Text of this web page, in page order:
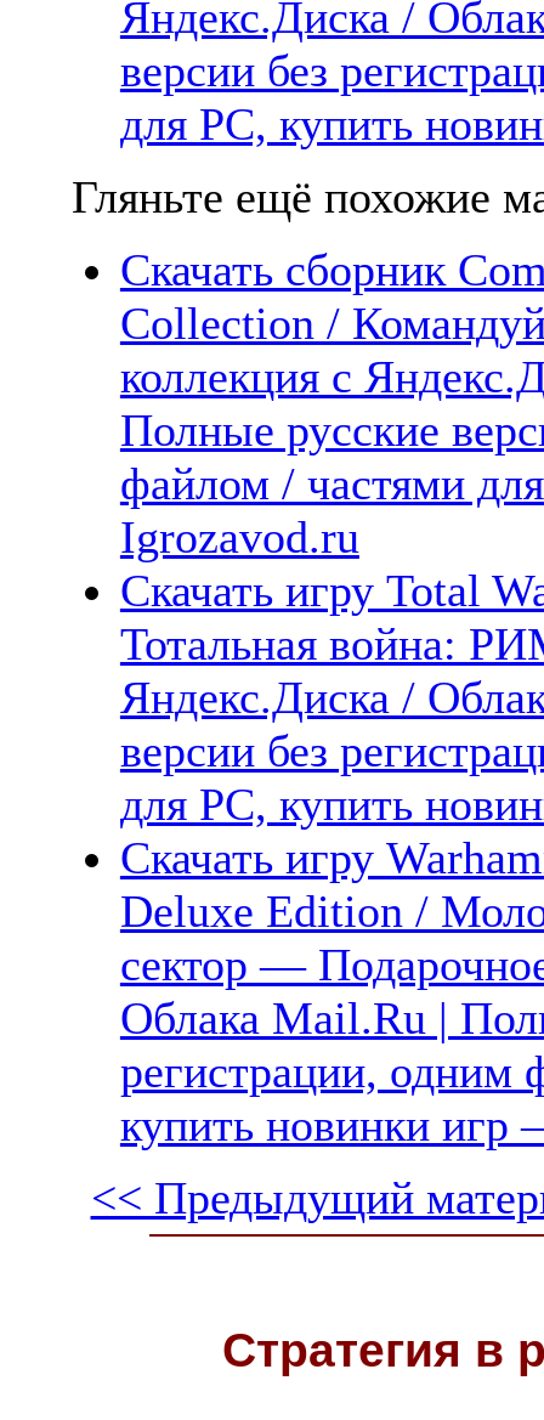
Яндекс.Диска /
версии без
для PC, купить
Гляньте ещё похожие
Скачать сборник
Collection /
коллекция с
Полные русские
файлом / частями
Igrozavod.ru
Скачать игру Total
Тотальная война:
Яндекс.Диска /
версии без
для PC, купить
Скачать игру
Deluxe Edition /
сектор —
Облака Mail.Ru |
регистрации, одним
купить новинки
<< Предыдущий
Стратегия в